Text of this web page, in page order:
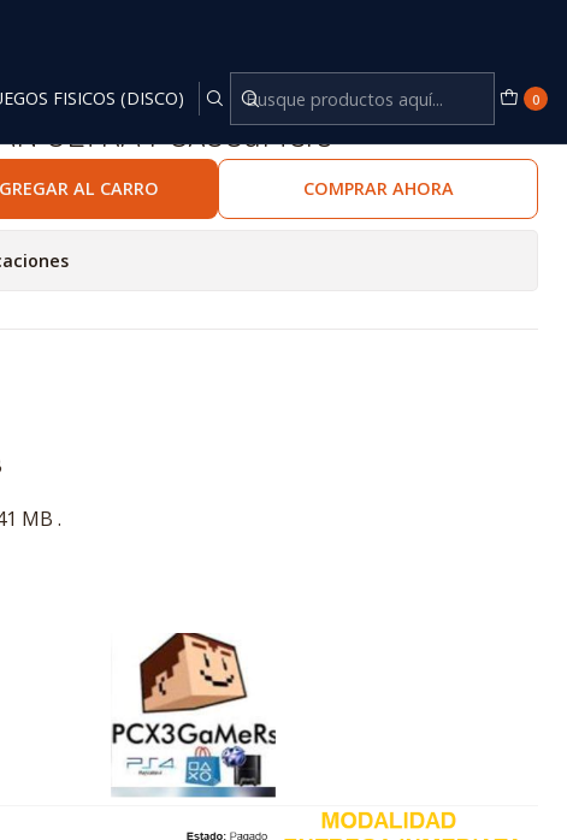
FISICOS (DISCO) 0
ULTRA PCX3GaMers
AL CARRO COMPRAR AHORA
MB .